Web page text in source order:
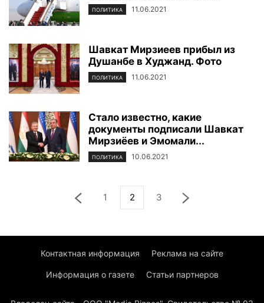
ПОЛИТИКА 11.06.2021
Шавкат Мирзиеев прибыл из
Душанбе в Худжанд. Фото
ПОЛИТИКА 11.06.2021
Стало известно, какие
документы подписали Шавкат
Мирзиёев и Эмомали...
ПОЛИТИКА 10.06.2021
1 2 3
Контактная информация Реклама на сайте
Информация о газете Статьи партнеров